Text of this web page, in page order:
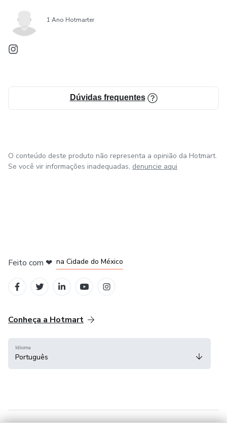
1 Ano Hotmarter
Dúvidas frequentes
O conteúdo deste produto não representa a opinião da Hotmart.
Se você vir informações inadequadas, denuncie aqui
Feito com ❤ na Cidade do México
Conheça a Hotmart
Idioma
Português